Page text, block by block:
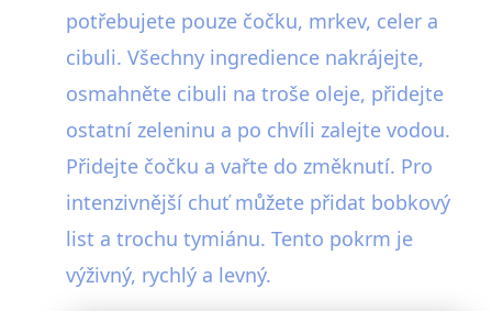
potřebujete pouze čočku, mrkev, celer a
cibuli. Všechny ingredience nakrájejte,
osmahněte cibuli na troše oleje, přidejte
ostatní zeleninu a po chvíli zalejte vodou.
Přidejte čočku a vařte do změknutí. Pro
intenzivnější chuť můžete přidat bobkový
list a trochu tymiánu. Tento pokrm je
výživný, rychlý a levný.